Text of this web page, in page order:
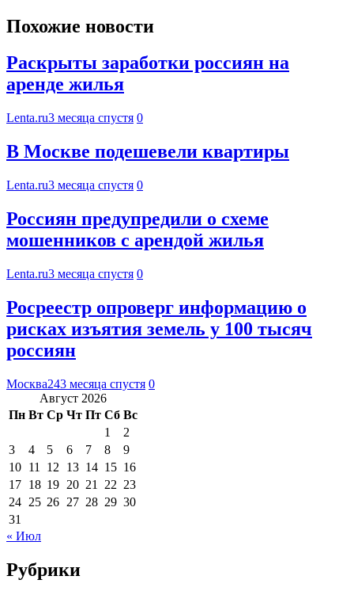
Похожие новости
Раскрыты заработки россиян на
аренде жилья
Lenta.ru3 месяца спустя 0
В Москве подешевели квартиры
Lenta.ru3 месяца спустя 0
Россиян предупредили о схеме
мошенников с арендой жилья
Lenta.ru3 месяца спустя 0
Росреестр опроверг информацию о
рисках изъятия земель у 100 тысяч
россиян
Москва243 месяца спустя 0
Август 2026
Пн Вт Ср Чт Пт Сб Вс
1
2
3
4 5 6 7 8
9
10 11 12 13 14 15 16
17 18 19 20 21 22 23
24 25 26 27 28 29 30
31
« Июл
Рубрики